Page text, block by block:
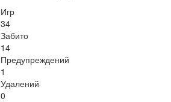
Игр
34
Забито
14
Предупреждений
1
Удалений
0